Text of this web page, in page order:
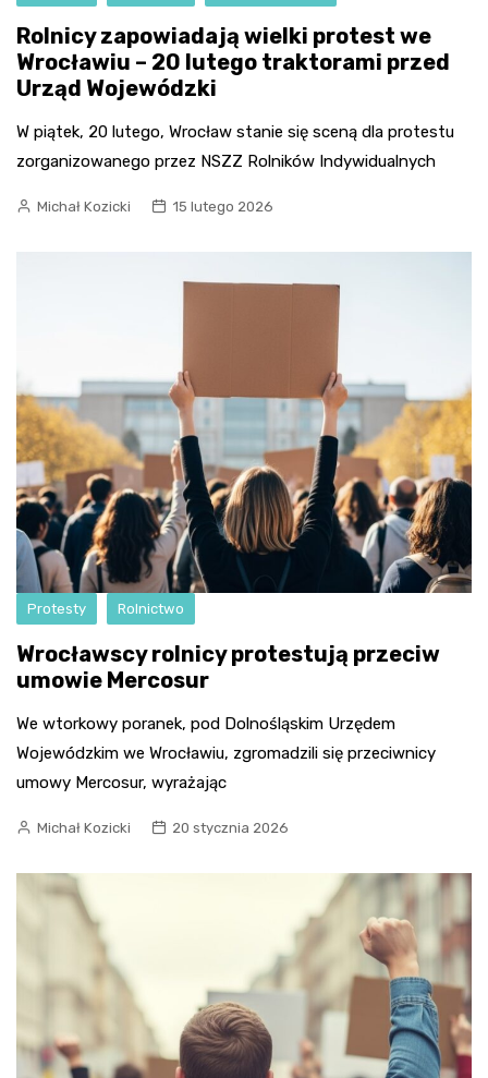
Rolnicy zapowiadają wielki protest we
Wrocławiu – 20 lutego traktorami przed
Urząd Wojewódzki
W piątek, 20 lutego, Wrocław stanie się sceną dla protestu
zorganizowanego przez NSZZ Rolników Indywidualnych
Michał Kozicki 15 lutego 2026
Protesty Rolnictwo
Wrocławscy rolnicy protestują przeciw
umowie Mercosur
We wtorkowy poranek, pod Dolnośląskim Urzędem
Wojewódzkim we Wrocławiu, zgromadzili się przeciwnicy
umowy Mercosur, wyrażając
Michał Kozicki 20 stycznia 2026